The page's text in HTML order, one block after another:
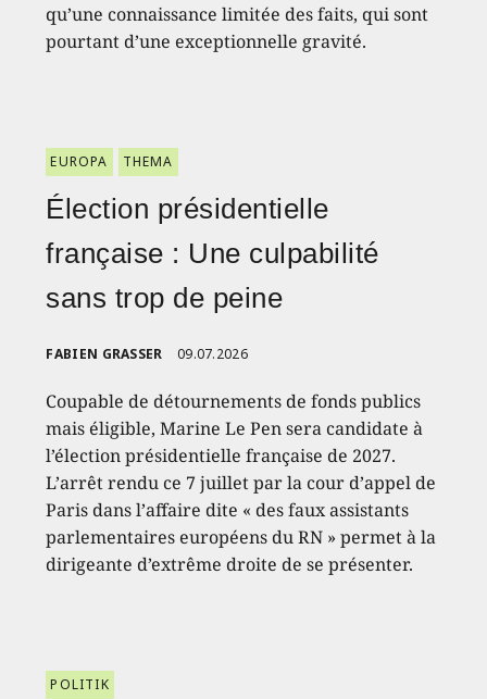
qu’une connaissance limitée des faits, qui sont
pourtant d’une exceptionnelle gravité.
EUROPA THEMA
Élection présidentielle
française : Une culpabilité
sans trop de peine
FABIEN GRASSER 09.07.2026
Coupable de détournements de fonds publics
mais éligible, Marine Le Pen sera candidate à
l’élection présidentielle française de 2027.
L’arrêt rendu ce 7 juillet par la cour d’appel de
Paris dans l’affaire dite « des faux assistants
parlementaires européens du RN » permet à la
dirigeante d’extrême droite de se présenter.
POLITIK